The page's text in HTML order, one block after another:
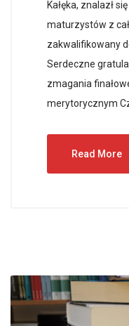
Kałęka, znalazł
maturzystów z
zakwalifikowany
Serdeczne
zmagania
merytorycznym
Read More